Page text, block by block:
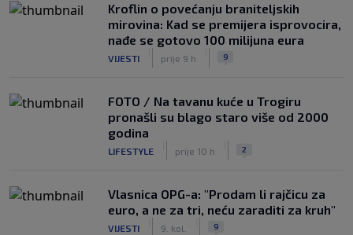
Kroflin o povećanju braniteljskih
mirovina: Kad se premijera isprovocira,
nađe se gotovo 100 milijuna eura
VIJESTI prije 9 h 9
FOTO / Na tavanu kuće u Trogiru
pronašli su blago staro više od 2000
godina
LIFESTYLE prije 10 h 2
Vlasnica OPG-a: "Prodam li rajčicu za
euro, a ne za tri, neću zaraditi za kruh"
VIJESTI 9. kol. 9